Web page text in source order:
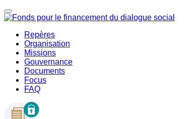
Repères
Organisation
Missions
Gouvernance
Documents
Focus
FAQ